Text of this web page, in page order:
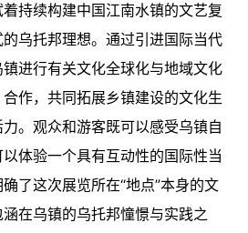
持续构建中国江南水镇的文艺复
乌托邦理想。通过引进国际当代
进行有关文化全球化与地域文化
作，共同拓展乡镇建设的文化生
。观众和游客既可以感受乌镇自
体验一个具有互动性的国际性当
了这次展览所在“地点”本身的文
在乌镇的乌托邦憧憬与实践之